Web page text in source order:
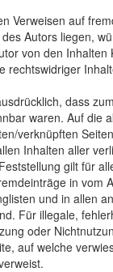
Verweisen auf
Autors liegen,
von den
rechtswidriger
dass
waren. Auf die
verknüpften
Inhalten aller
gilt für
in vom
und in allen
Für illegale,
oder
auf welche